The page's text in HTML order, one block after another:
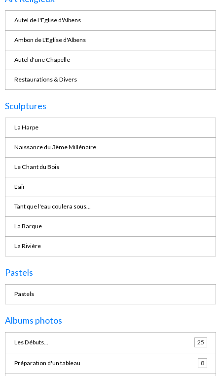
Autel de L'Eglise d'Albens
Ambon de L'Eglise d'Albens
Autel d'une Chapelle
Restaurations & Divers
Sculptures
La Harpe
Naissance du 3ème Millénaire
Le Chant du Bois
L'air
Tant que l'eau coulera sous...
La Barque
La Rivière
Pastels
Pastels
Albums photos
Les Débuts... 25
Préparation d'un tableau 8